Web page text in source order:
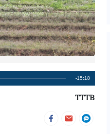
Remaining
-15:18
TTTB